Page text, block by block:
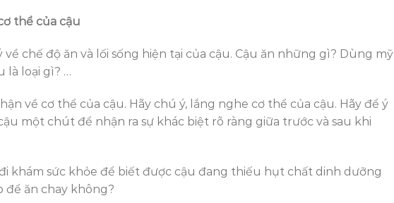
thể của cậu
chế độ ăn và lối sống hiện tại của cậu. Cậu ăn những gì? Dùng mỹ
là loại gì? …
về cơ thể của cậu. Hãy chú ý, lắng nghe cơ thể của cậu. Hãy để ý
một chút để nhận ra sự khác biệt rõ ràng giữa trước và sau khi
khám sức khỏe để biết được cậu đang thiếu hụt chất dinh dưỡng
để ăn chay không?